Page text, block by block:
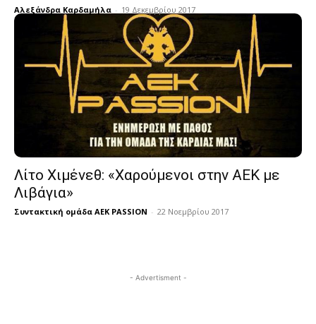
Αλεξάνδρα Καρδαμήλα - 19 Δεκεμβρίου 2017
Λίτο Χιμένεθ: «Χαρούμενοι στην ΑΕΚ με
Λιβάγια»
Συντακτική ομάδα AEK PASSION - 22 Νοεμβρίου 2017
- Advertisment -